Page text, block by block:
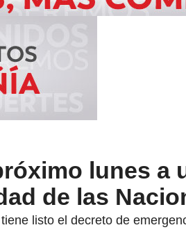
lunes a
de las
listo el decreto de